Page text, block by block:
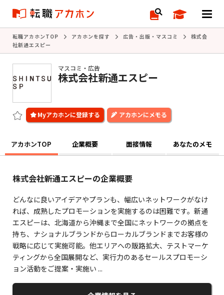
転職アカホンTOP アカホンを探す 広告・出版・マスコミ
株式会
社新通エスピー
マスコミ・広告
株式会社新通エスピー
アカホンにメモる
アカホンTOP 企業概要 面接情報 あなたのメモ
株式会社新通エスピーの企業概要
どんなに良いアイデアやプランも、幅広いネットワークがなけ
れば、成熟したプロモーションを実施するのは困難です。新通
エスピーは、北海道から沖縄まで全国にネットワークの拠点を
持ち、ナショナルブランドからローカルブランドまでお客様の
戦略に応じて実施可能。他エリアへの販路拡大、テストマーケ
ティングから全国展開など、実行力のあるセールスプロモーシ
ョン活動をご提案・実施い ...